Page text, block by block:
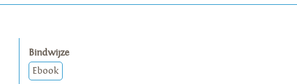
Bindwijze
Ebook